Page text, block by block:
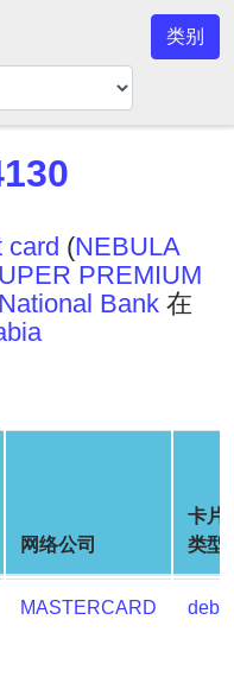
类别
card (NEBULA
PREMIUM
Bank在
网络公司
卡片
类型
MASTERCARD debit